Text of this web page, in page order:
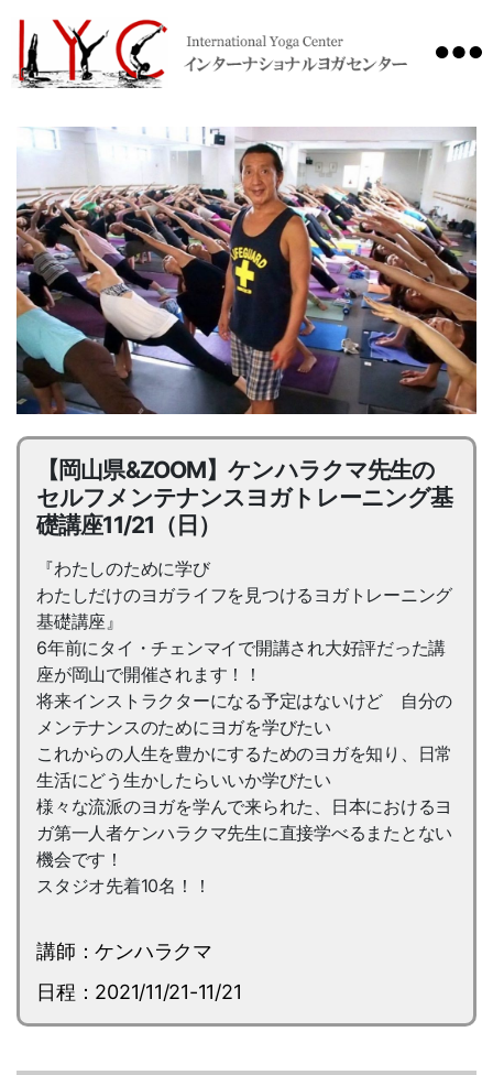
Center
【岡山県&ZOOM】ケンハラクマ先生の
セルフメンテナンスヨガトレーニング基
礎講座11/21（日）
『わたしのために学び
わたしだけのヨガライフを見つけるヨガトレーニング
基礎講座』
6年前にタイ・チェンマイで開講され大好評だった講
座が岡山で開催されます！！
将来インストラクターになる予定はないけど 自分の
メンテナンスのためにヨガを学びたい
これからの人生を豊かにするためのヨガを知り、日常
生活にどう生かしたらいいか学びたい
様々な流派のヨガを学んで来られた、日本におけるヨ
ガ第一人者ケンハラクマ先生に直接学べるまたとない
機会です！
スタジオ先着10名！！
講師：ケンハラクマ
日程：2021/11/21-11/21